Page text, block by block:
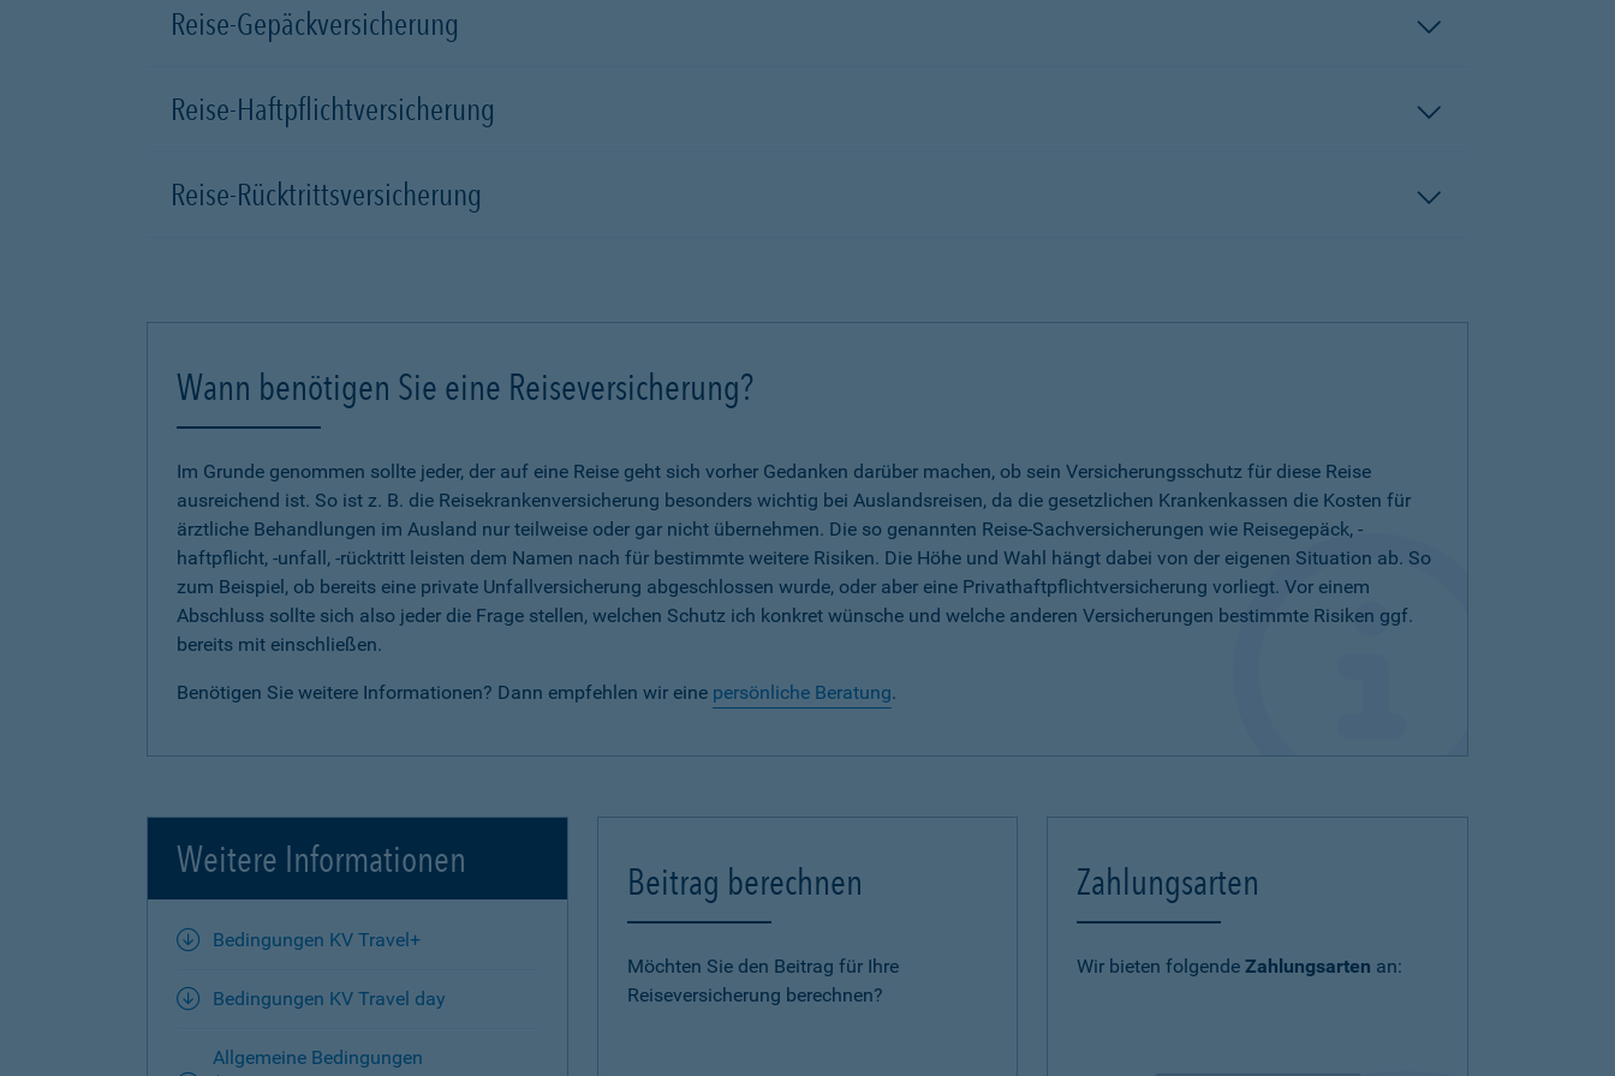
Reise-Gepäckversicherung
Reise-Haftpflichtversicherung
Reise-Rücktrittsversicherung
Wann benötigen Sie eine Reiseversicherung?
Im Grunde genommen sollte jeder, der auf eine Reise geht sich vorher Gedanken darüber machen, ob sein Versicherungsschutz für diese Reise
ausreichend ist. So ist z. B. die Reisekrankenversicherung besonders wichtig bei Auslandsreisen, da die gesetzlichen Krankenkassen die Kosten für
ärztliche Behandlungen im Ausland nur teilweise oder gar nicht übernehmen. Die so genannten Reise-Sachversicherungen wie Reisegepäck, -
haftpflicht, -unfall, -rücktritt leisten dem Namen nach für bestimmte weitere Risiken. Die Höhe und Wahl hängt dabei von der eigenen Situation ab. So
zum Beispiel, ob bereits eine private Unfallversicherung abgeschlossen wurde, oder aber eine Privathaftpflichtversicherung vorliegt. Vor einem
Abschluss sollte sich also jeder die Frage stellen, welchen Schutz ich konkret wünsche und welche anderen Versicherungen bestimmte Risiken ggf.
bereits mit einschließen.
Benötigen Sie weitere Informationen? Dann empfehlen wir eine persönliche Beratung.
Weitere Informationen
Bedingungen KV Travel+
Bedingungen KV Travel day
Allgemeine Bedingungen
Beitrag berechnen
Möchten Sie den Beitrag für Ihre
Reiseversicherung berechnen?
Zahlungsarten
Wir bieten folgendeZahlungsarten an: